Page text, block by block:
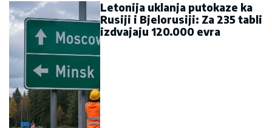
Letonija uklanja putokaze ka
Rusiji i Bjelorusiji: Za 235 tabli
izdvajaju 120.000 evra